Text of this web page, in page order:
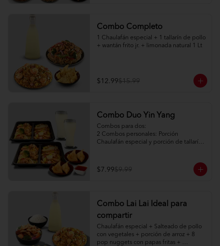
Combo Completo
1 Chaulafán especial + 1 tallarín de pollo
+ wantán frito jr. + limonada natural 1 Lt
$12.99$15.99
Combo Duo Yin Yang
Combos para dos:
2 Combos personales: Porción
Chaulafán especial y porción de tallarín
agridulce
2 limonadas naturales 250ml
$7.99$9.99
Combo Lai Lai Ideal para
compartir
Chaulafán especial + Salteado de pollo
con vegetales + porción de arroz + 8
pop nuggets con papas fritas +